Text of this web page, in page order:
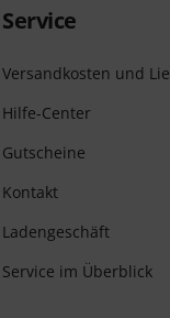
Service
Versandkosten und
Hilfe-Center
Gutscheine
Kontakt
Ladengeschäft
Service im Überblick